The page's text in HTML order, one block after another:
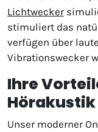
Lichtwecker
stimuliert das
verfügen über
Vibrationswecker
Ihre
Hörakustik
Unser moderner